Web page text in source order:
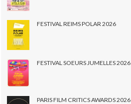
FESTIVAL REIMS POLAR 2026
FESTIVAL SOEURS JUMELLES 2026
PARIS FILM CRITICS AWARDS 2026